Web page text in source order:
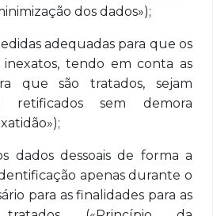
dos dados»);
adequadas para que os
inexatos, tendo em conta as
que são tratados, sejam
retificados sem demora
dados dessoais de forma a
apenas durante o
para as finalidades para as